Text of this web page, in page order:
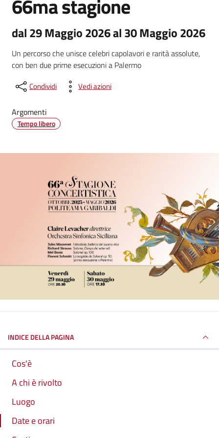
66ma stagione
dal 29 Maggio 2026 al 30 Maggio 2026
Un percorso che unisce celebri capolavori e rarità assolute,
con ben due prime esecuzioni a Palermo
Condividi Vedi azioni
Argomenti
Tempo libero
INDICE DELLA PAGINA
Cos'è
A chi è rivolto
Luogo
Date e orari